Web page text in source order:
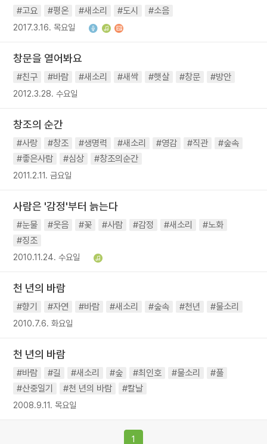
#고요 #평온 #새소리 #도시 #소음
2017.3.16. 목요일
창문을 열어봐요
#친구 #바람 #새소리 #새싹 #햇살 #창문 #방안
2012.3.28. 수요일
창조의 순간
#사랑 #창조 #생명력 #새소리 #영감 #직관
#숲속
#좋은사람
#심상 #창조의순간
2011.2.11. 금요일
사람은 '감정'부터 늙는다
#눈물 #웃음 #꽃 #사람 #감정 #새소리
#노화
#징조
2010.11.24. 수요일
천 년의 바람
#향기 #자연 #바람 #새소리 #숲속 #천년 #물소리
2010.7.6. 화요일
천 년의 바람
#바람 #길 #새소리 #숲 #최인호 #물소리
#풀
#산중일기
#천 년의 바람 #칼날
2008.9.11. 목요일
1